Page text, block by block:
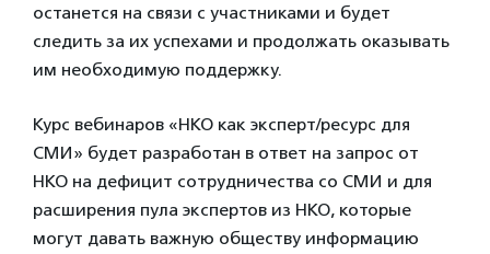
останется на связи с участниками и будет
следить за их успехами и продолжать оказывать
им необходимую поддержку.
Курс вебинаров «НКО как эксперт/ресурс для
СМИ» будет разработан в ответ на запрос от
НКО на дефицит сотрудничества со СМИ и для
расширения пула экспертов из НКО, которые
могут давать важную обществу информацию